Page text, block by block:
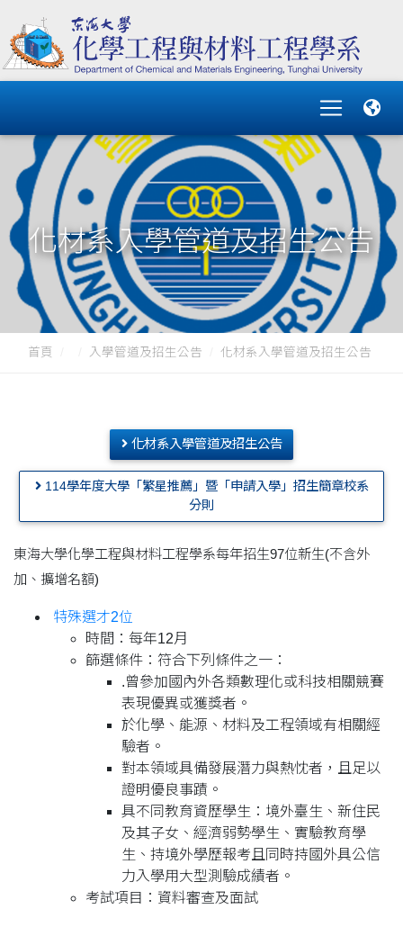
化材系入學管道及招生公告
首頁 入學管道及招生公告 化材系入學管道及招生公告
化材系入學管道及招生公告
114學年度大學「繁星推薦」暨「申請入學」招生簡章校系
分則
東海大學化學工程與材料工程學系每年招生97位新生(不含外
加、擴增名額)
特殊選才2位
時間：每年12月
篩選條件：符合下列條件之一：
.曾參加國內外各類數理化或科技相關競賽
表現優異或獲獎者。
於化學、能源、材料及工程領域有相關經
驗者。
對本領域具備發展潛力與熱忱者，且足以
證明優良事蹟。
具不同教育資歷學生：境外臺生、新住民
及其子女、經濟弱勢學生、實驗教育學
生、持境外學歷報考且同時持國外具公信
力入學用大型測驗成績者。
考試項目：資料審查及面試